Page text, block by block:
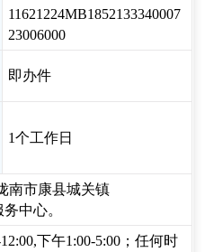
11621224MB1852133340007
23006000
即办件
1个工作日
南市康县城关镇
中心。
下午1:00-5:00；任何时